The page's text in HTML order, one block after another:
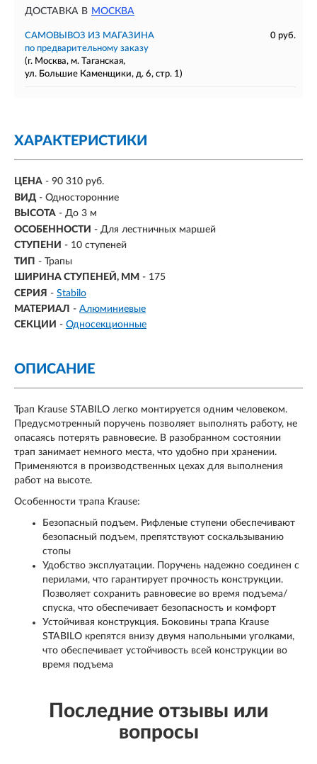
ДОСТАВКА В МОСКВА
САМОВЫВОЗ ИЗ МАГАЗИНА
0 руб.
по предварительному заказу
(г. Москва, м. Таганская,
ул. Большие Каменщики, д. 6, стр. 1)
ХАРАКТЕРИСТИКИ
ЦЕНА - 90 310 руб.
ВИД - Односторонние
ВЫСОТА - До 3 м
ОСОБЕННОСТИ - Для лестничных маршей
СТУПЕНИ - 10 ступеней
ТИП - Трапы
ШИРИНА СТУПЕНЕЙ, ММ - 175
СЕРИЯ - Stabilo
МАТЕРИАЛ - Алюминиевые
СЕКЦИИ - Односекционные
ОПИСАНИЕ
Трап Krause STABILO легко монтируется одним человеком.
Предусмотренный поручень позволяет выполнять работу, не
опасаясь потерять равновесие. В разобранном состоянии
трап занимает немного места, что удобно при хранении.
Применяются в производственных цехах для выполнения
работ на высоте.
Особенности трапа Krause:
Безопасный подъем. Рифленые ступени обеспечивают
безопасный подъем, препятствуют соскальзыванию
стопы
Удобство эксплуатации. Поручень надежно соединен с
перилами, что гарантирует прочность конструкции.
Позволяет сохранить равновесие во время подъема/
спуска, что обеспечивает безопасность и комфорт
Устойчивая конструкция. Боковины трапа Krause
STABILO крепятся внизу двумя напольными уголками,
что обеспечивает устойчивость всей конструкции во
время подъема
Последние отзывы или
вопросы